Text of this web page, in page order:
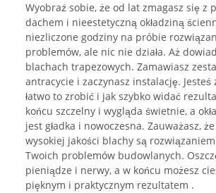
Wyobraź sobie, że od lat zmagasz się z
dachem i nieestetyczną okładziną
niezliczone godziny na próbie
problemów, ale nic nie działa. Aż
blachach trapezowych. Zamawiasz
antracycie i zaczynasz instalację. Jesteś
łatwo to zrobić i jak szybko widać
końcu szczelny i wygląda świetnie, a
jest gładka i nowoczesna. Zauważasz,
wysokiej jakości blachy są
Twoich problemów budowlanych.
pieniądze i nerwy, a w końcu możesz
pięknym i praktycznym rezultatem .